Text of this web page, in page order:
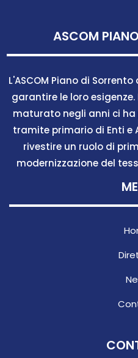
ASCOM
L'ASCOM Piano di
garantire le loro esigenze.
maturato negli anni ci
tramite primario di Enti e
rivestire un ruolo di
modernizzazione del